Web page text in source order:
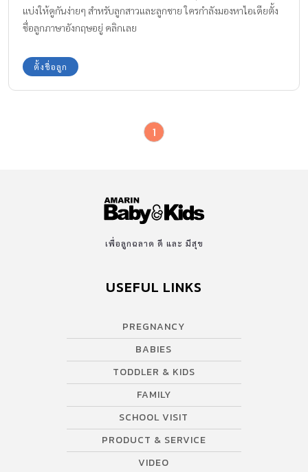
แบ่งให้ดูกันง่ายๆ สำหรับลูกสาวและลูกชาย ใครกำลังมองหาไอเดียตั้ง
ชื่อลูกภาษาอังกฤษอยู่ คลิกเลย
ตั้งชื่อลูก
1
เพื่อลูกฉลาด ดี และ มีสุข
USEFUL LINKS
PREGNANCY
BABIES
TODDLER & KIDS
FAMILY
SCHOOL VISIT
PRODUCT & SERVICE
VIDEO